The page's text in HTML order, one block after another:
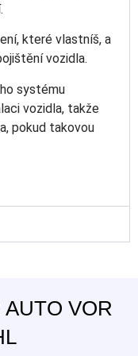
které vlastníš, a
vozidla.
systému
vozidla, takže
pokud takovou
VOR